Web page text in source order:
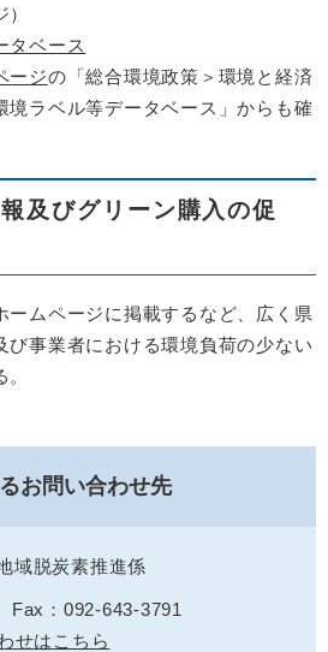
タベース
ージの「総合環境政策＞環境と経済
境ラベル等データベース」からも確
及びグリーン購入の促
ームページに掲載するなど、広く県
び事業者における環境負荷の少ない
お問い合わせ先
域脱炭素推進係
Fax：092-643-3791
せはこちら